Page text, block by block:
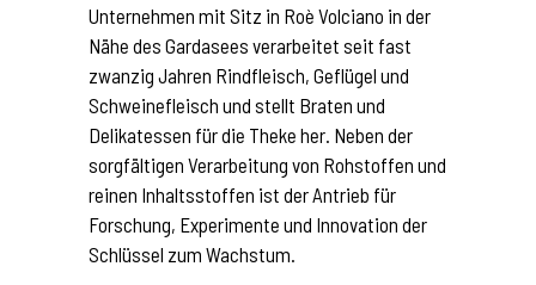
Unternehmen mit Sitz in Roè Volciano in der
Nähe des Gardasees verarbeitet seit fast
zwanzig Jahren Rindfleisch, Geflügel und
Schweinefleisch und stellt Braten und
Delikatessen für die Theke her. Neben der
sorgfältigen Verarbeitung von Rohstoffen und
reinen Inhaltsstoffen ist der Antrieb für
Forschung, Experimente und Innovation der
Schlüssel zum Wachstum.